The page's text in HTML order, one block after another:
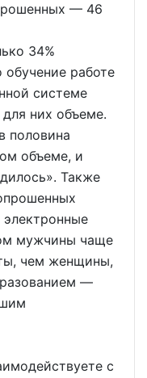
— 46
34%
работе
системе
них объеме.
половина
объеме, и
Также
мужчины чаще
чем женщины,
—
с